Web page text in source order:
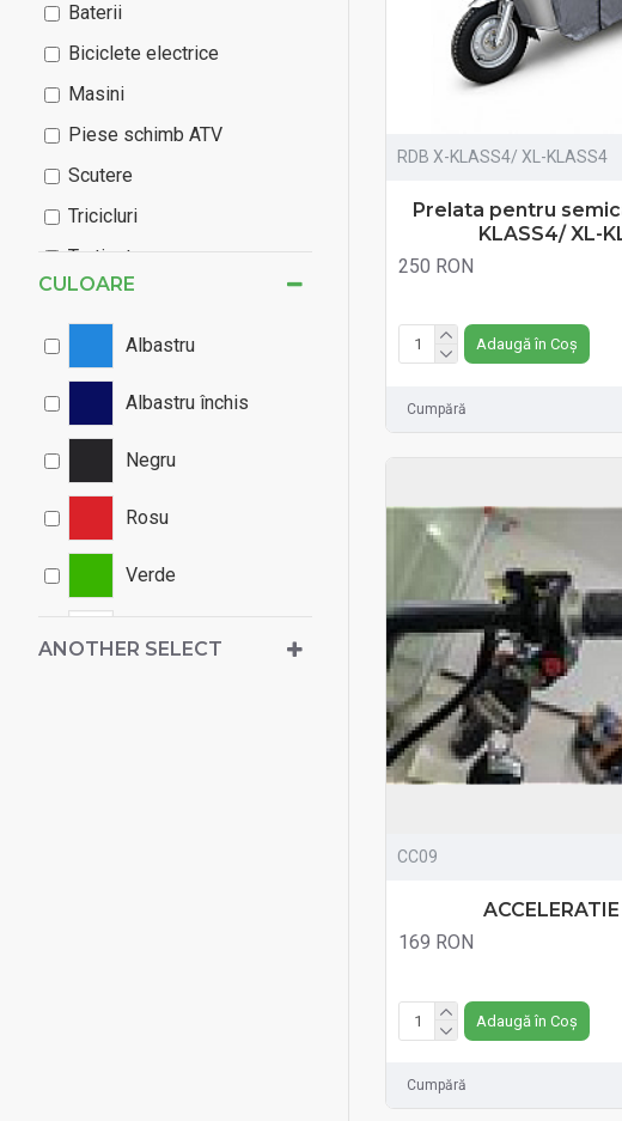
Baterii
Biciclete electrice
Masini
Piese schimb ATV
Scutere
Tricicluri
Trotinete
CULOARE
Albastru
Albastru închis
Negru
Rosu
Verde
ANOTHER SELECT
RDB X-KLASS4/ XL-KLASS4
Prelata pentru
KLASS4/ XL-
250 RON
Adaugă în Coș
Cumpără
CC09
169 RON
Adaugă în Coș
Cumpără